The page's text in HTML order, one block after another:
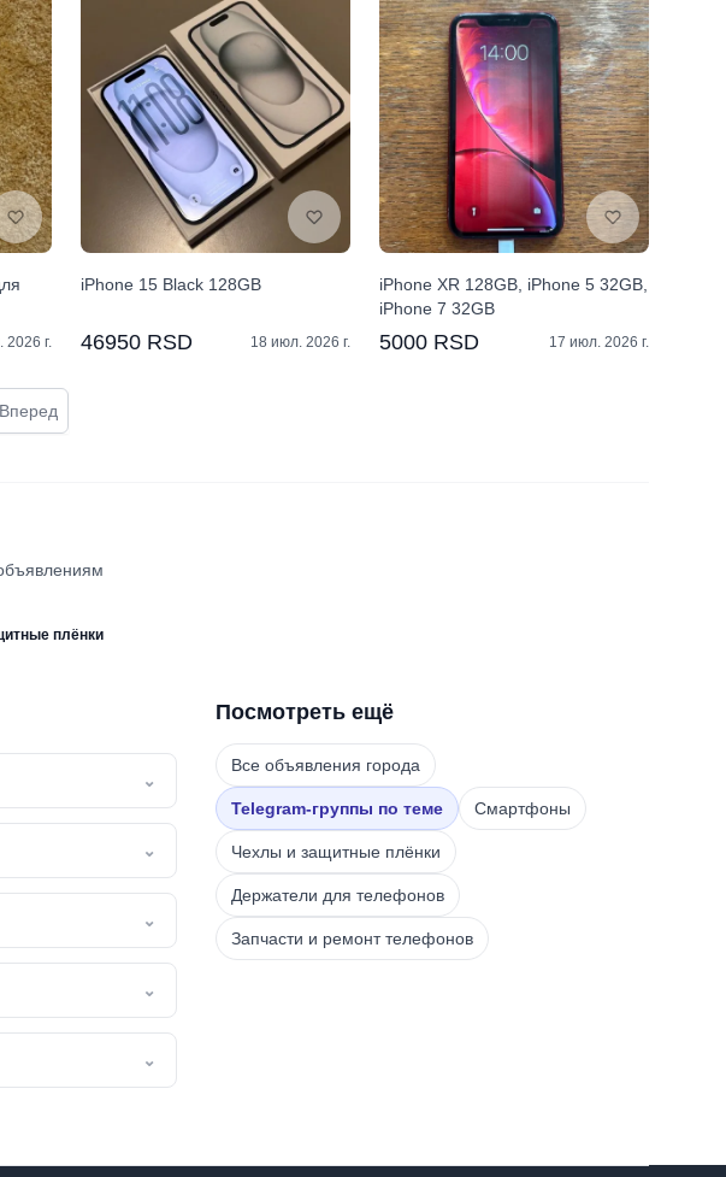
2026 г.
iPhone 15 Black 128GB
46950 RSD 18 июл. 2026 г.
iPhone XR 128GB, iPhone 5 32GB,
iPhone 7 32GB
5000 RSD 17 июл. 2026 г.
Вперед
плёнки
⌄
⌄
⌄
⌄
⌄
Посмотреть ещё
Все объявления города
Telegram-группы по теме Смартфоны
Чехлы и защитные плёнки
Держатели для телефонов
Запчасти и ремонт телефонов